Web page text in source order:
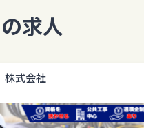
求人
式会社